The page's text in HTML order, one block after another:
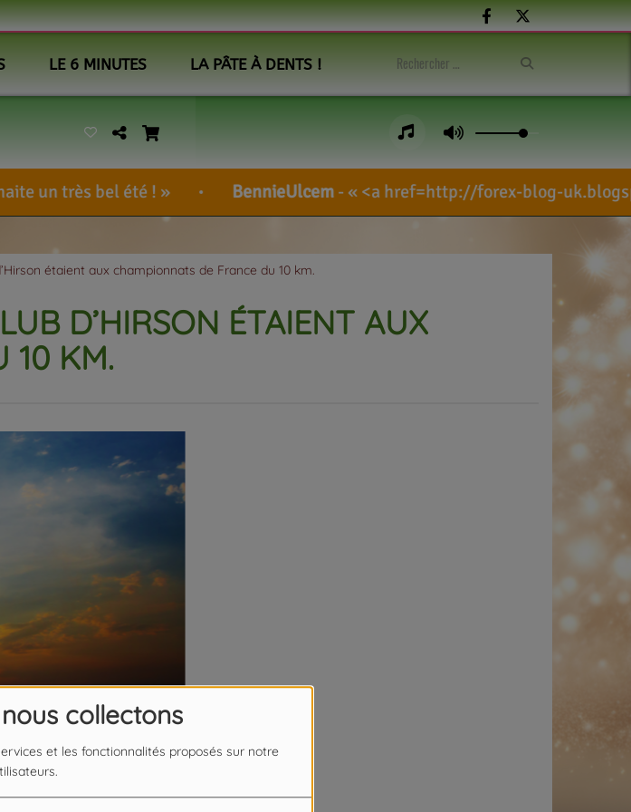
collectons
et les fonctionnalités proposés sur notre
LE 6 MINUTES LA PÂTE À DENTS !
! BennieUlcem- <a href=http://forex-blog-uk.blogspot.com/
étaient aux championnats de France du 10 km.
D’HIRSON ÉTAIENT AUX
10 KM.